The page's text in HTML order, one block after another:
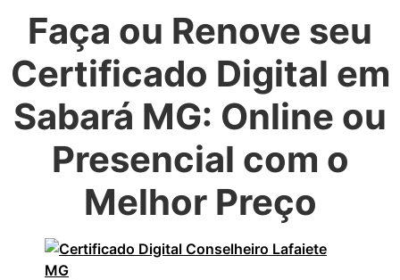
Faça ou Renove seu
Certificado Digital em
Sabará MG: Online ou
Presencial com o
Melhor Preço